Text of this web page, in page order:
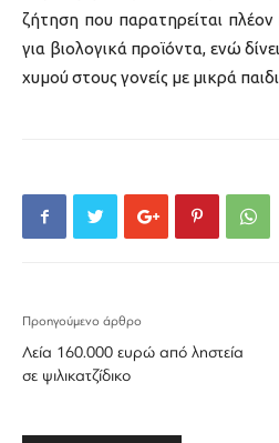
ζήτηση που παρατηρείται
για βιολογικά προϊόντα, ενώ
χυμού στους γονείς με μικρά
Προηγούμενο άρθρο
Λεία 160.000 ευρώ από ληστεία
σε ψιλικατζίδικο